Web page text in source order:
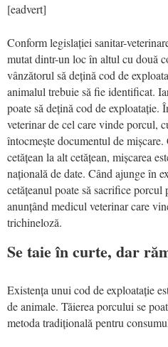
[eadvert]
Conform legislației sanitar-
mutat dintr-un loc în altul cu două
vânzătorul să dețină cod de
animalul trebuie să fie identificat.
poate să dețină cod de exploatație.
veterinar de cel care vinde porcul,
întocmește documentul de
cetățean la alt cetățean, mișcarea
națională de date. Când ajunge în
cetățeanul poate să sacrifice
anunțând medicul veterinar care
trichineloză.
Se taie în curte, dar
Existența unui cod de exploatație
de animale. Tăierea porcului se
metoda tradițională pentru